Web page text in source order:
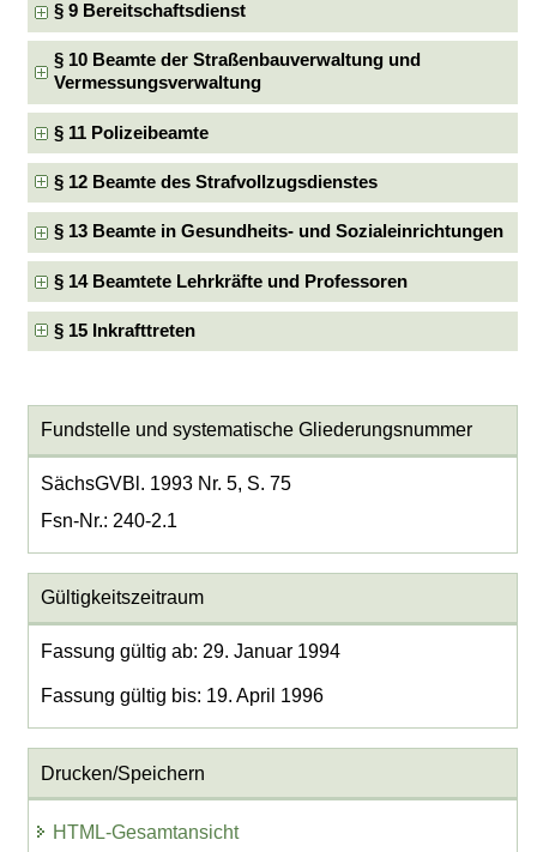
§ 9 Bereitschaftsdienst
§ 10 Beamte der Straßenbauverwaltung und
Vermessungsverwaltung
§ 11 Polizeibeamte
§ 12 Beamte des Strafvollzugsdienstes
§ 13 Beamte in Gesundheits- und Sozialeinrichtungen
§ 14 Beamtete Lehrkräfte und Professoren
§ 15 Inkrafttreten
Fundstelle und systematische Gliederungsnummer
SächsGVBl. 1993 Nr. 5, S. 75
Fsn-Nr.: 240-2.1
Gültigkeitszeitraum
Fassung gültig ab: 29. Januar 1994
Fassung gültig bis: 19. April 1996
Drucken/Speichern
HTML-Gesamtansicht